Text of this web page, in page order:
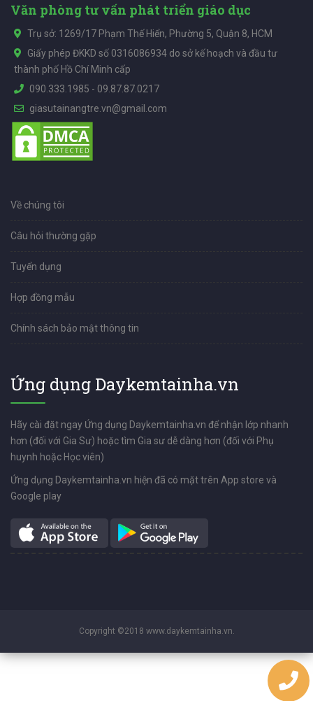
Văn phòng tư vấn phát triển giáo dục
Trụ sở: 1269/17 Phạm Thế Hiển, Phường 5, Quận 8, HCM
Giấy phép ĐKKD số 0316086934 do sở kế hoạch và đầu tư
thành phố Hồ Chí Minh cấp
090.333.1985 - 09.87.87.0217
giasutainangtre.vn@gmail.com
Về chúng tôi
Câu hỏi thường gặp
Tuyển dụng
Hợp đồng mẫu
Chính sách bảo mật thông tin
Ứng dụng Daykemtainha.vn
Hãy cài đặt ngay Ứng dụng Daykemtainha.vn để nhận lớp nhanh
hơn (đối với Gia Sư) hoặc tìm Gia sư dễ dàng hơn (đối với Phụ
huynh hoặc Học viên)
Ứng dụng Daykemtainha.vn hiện đã có mặt trên App store và
Google play
Copyright ©2018 www.daykemtainha.vn.